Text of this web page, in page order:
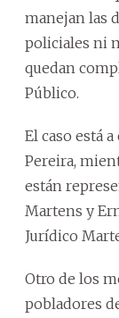
manejan las
policiales ni
quedan
Público.
El caso está
Pereira,
están
Martens y
Jurídico
Otro de los
pobladores